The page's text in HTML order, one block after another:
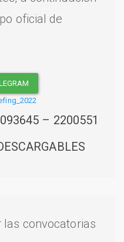
oficial de
– 2200551
convocatorias